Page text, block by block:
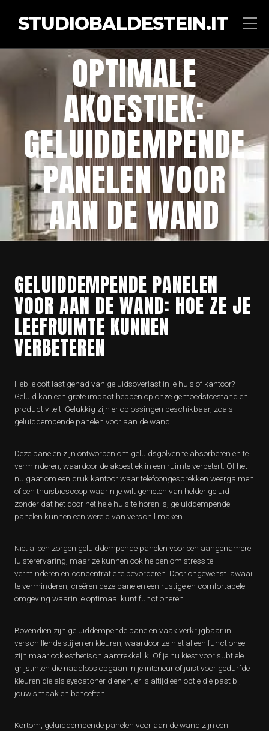
STUDIOBALDESTEIN.IT
OPTIMALE
AKOESTIEK:
GELUIDDEMPENDE
PANELEN VOOR
AAN DE WAND
GELUIDDEMPENDE PANELEN
VOOR AAN DE WAND: HOE ZE JE
LEEFRUIMTE KUNNEN
VERBETEREN
Heb je ooit last gehad van geluidsoverlast in je huis of kantoor?
Geluid kan een grote impact hebben op onze gemoedstoestand en
productiviteit. Gelukkig zijn er oplossingen beschikbaar, zoals
geluiddempende panelen voor aan de wand.
Deze panelen zijn ontworpen om geluidsgolven te absorberen en te
verminderen, waardoor de akoestiek in een ruimte verbetert. Of het
nu gaat om een druk kantoor waar telefoongesprekken weergalmen
of een thuisbioscoop waarin je wilt genieten van helder geluid
zonder dat het door het hele huis te horen is, geluiddempende
panelen kunnen een wereld van verschil maken.
Niet alleen zorgen geluiddempende panelen voor een aangenamere
luisterervaring, maar ze kunnen ook helpen om stress te
verminderen en concentratie te bevorderen. Door ongewenst lawaai
te verminderen, creëren deze panelen een rustige en comfortabele
omgeving waarin je optimaal kunt functioneren.
Bovendien zijn geluiddempende panelen vaak verkrijgbaar in
verschillende stijlen en kleuren, waardoor ze niet alleen functioneel
zijn maar ook esthetisch aantrekkelijk. Of je nu kiest voor subtiele
grijstinten die naadloos opgaan in je interieur of juist voor gedurfde
kleuren die als eyecatcher dienen, er is altijd een optie die past bij
jouw smaak en behoeften.
Kortom, geluiddempende panelen voor aan de wand zijn een